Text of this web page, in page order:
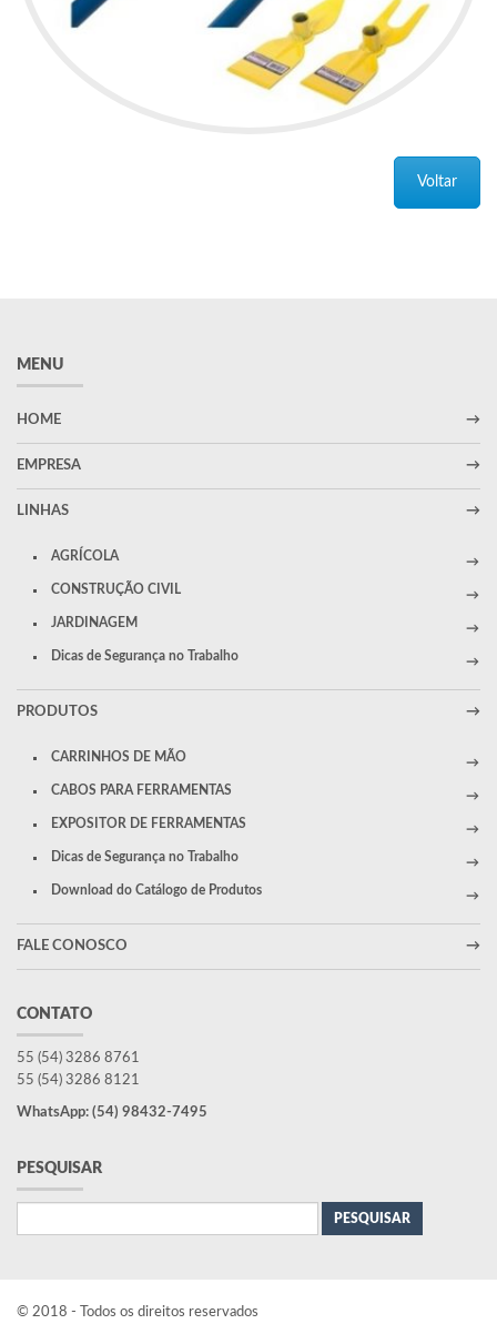
Voltar
MENU
HOME
EMPRESA
LINHAS
AGRÍCOLA
CONSTRUÇÃO CIVIL
JARDINAGEM
Dicas de Segurança no Trabalho
PRODUTOS
CARRINHOS DE MÃO
CABOS PARA FERRAMENTAS
EXPOSITOR DE FERRAMENTAS
Dicas de Segurança no Trabalho
Download do Catálogo de Produtos
FALE CONOSCO
CONTATO
55 (54) 3286 8761
55 (54) 3286 8121
WhatsApp: (54) 98432-7495
PESQUISAR
por:
© 2018 - Todos os direitos reservados